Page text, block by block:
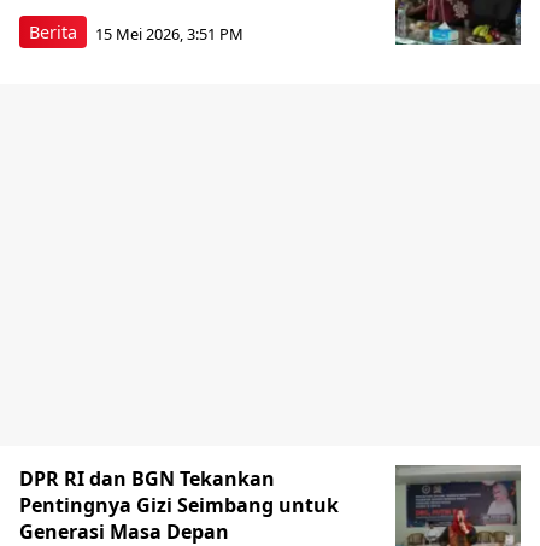
Berita 15 Mei 2026, 3:51 PM
DPR RI dan BGN Tekankan
Pentingnya Gizi Seimbang untuk
Generasi Masa Depan